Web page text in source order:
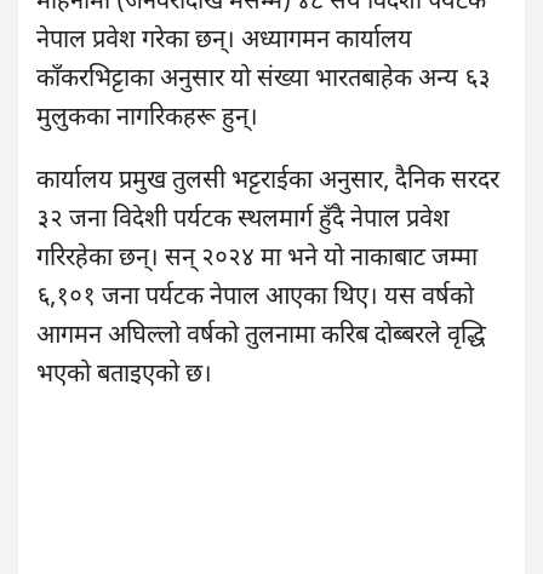
नेपाल प्रवेश गरेका छन्। अध्यागमन कार्यालय
काँकरभिट्टाका अनुसार यो संख्या भारतबाहेक अन्य ६३
मुलुकका नागरिकहरू हुन्।
कार्यालय प्रमुख तुलसी भट्टराईका अनुसार, दैनिक सरदर
३२ जना विदेशी पर्यटक स्थलमार्ग हुँदै नेपाल प्रवेश
गरिरहेका छन्। सन् २०२४ मा भने यो नाकाबाट जम्मा
६,१०१ जना पर्यटक नेपाल आएका थिए। यस वर्षको
आगमन अघिल्लो वर्षको तुलनामा करिब दोब्बरले वृद्धि
भएको बताइएको छ।